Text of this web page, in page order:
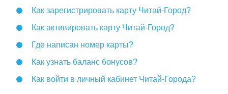
Как зарегистрировать карту Читай-Город?
Как активировать карту Читай-Город?
Где написан номер карты?
Как узнать баланс бонусов?
Как войти в личный кабинет Читай-Города?